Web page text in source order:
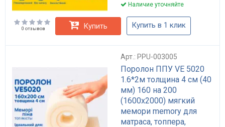
Наличие уточняйте
0 отзывов Купить Купить в 1 клик
Арт.: PPU-003005
Поролон ППУ VE 5020
1.6*2м толщина 4 см (40
мм) 160 на 200
(1600х2000) мягкий
мемори memory для
матраса, топпера,